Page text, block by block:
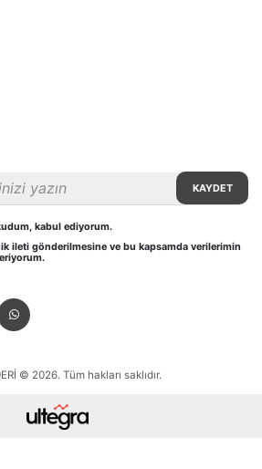
KAYDET
kabul ediyorum.
ileti gönderilmesine ve bu kapsamda verilerimin
© 2026. Tüm hakları saklıdır.